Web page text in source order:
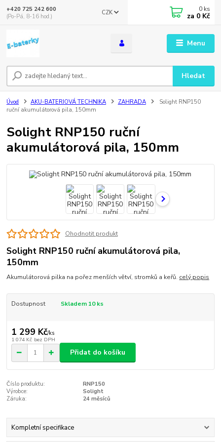
Menu
CZK
Hledat
+420 725 242 600
(Po-Pá, 8-16 hod.)
0 ks
za 0 Kč
Úvod AKU-BATERIOVÁ TECHNIKA ZAHRADA
Solight RNP150
ruční akumulátorová pila, 150mm
Solight RNP150 ruční
akumulátorová pila, 150mm
Ohodnotit produkt
Solight RNP150 ruční akumulátorová pila,
150mm
Akumulátorová pilka na pořez menších větví, stromků a keřů. celý popis
Dostupnost Skladem 10 ks
1 299 Kč/ks
1 074 Kč bez DPH
Přidat do košíku
Číslo produktu:
RNP150
Výrobce:
Solight
Záruka:
24 měsíců
Kompletní specifikace